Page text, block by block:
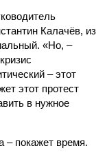
Калачёв, из
«Но, –
– этот
этот протест
в нужное
– покажет время.